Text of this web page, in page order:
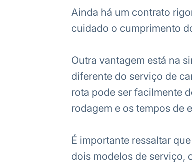
Ainda há um contrato
cuidado o cumprimento
Outra vantagem está na
diferente do serviço de
rota pode ser facilmente
rodagem e os tempos de
É importante ressaltar
dois modelos de serviço,